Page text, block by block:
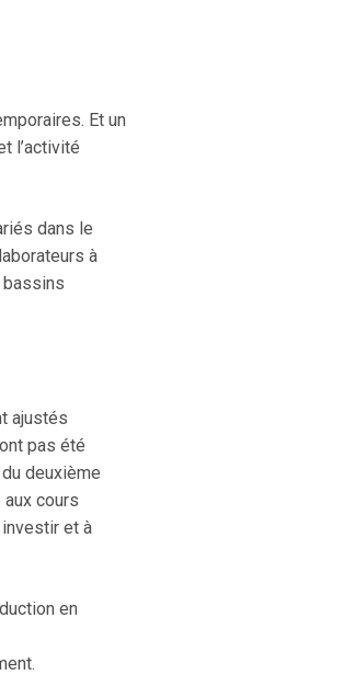
Et un
l’activité
dans le
à
bassins
ajustés
pas été
deuxième
cours
et à
en